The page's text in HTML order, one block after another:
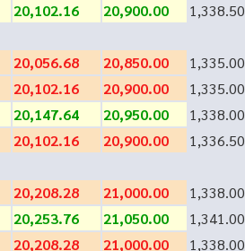
20,102.16 20,900.00 1,338.50
20,056.68 20,850.00 1,335.00
20,102.16 20,900.00 1,335.00
20,147.64 20,950.00 1,338.00
20,102.16 20,900.00 1,336.50
20,208.28 21,000.00 1,338.00
20,253.76 21,050.00 1,341.00
20,208.28 21,000.00 1,338.00